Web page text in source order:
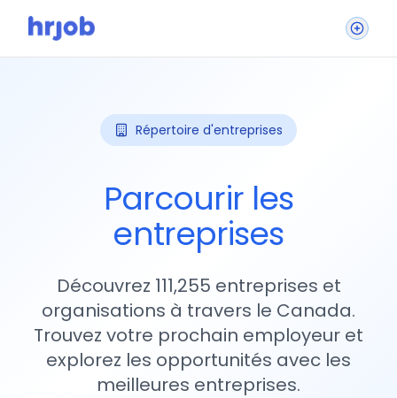
Répertoire d'entreprises
Parcourir les
entreprises
Découvrez 111,255 entreprises et
organisations à travers le Canada.
Trouvez votre prochain employeur et
explorez les opportunités avec les
meilleures entreprises.